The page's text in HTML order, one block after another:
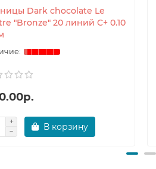
Dark chocolate Le
"Bronze" 20 линий C+ 0.10
В корзину